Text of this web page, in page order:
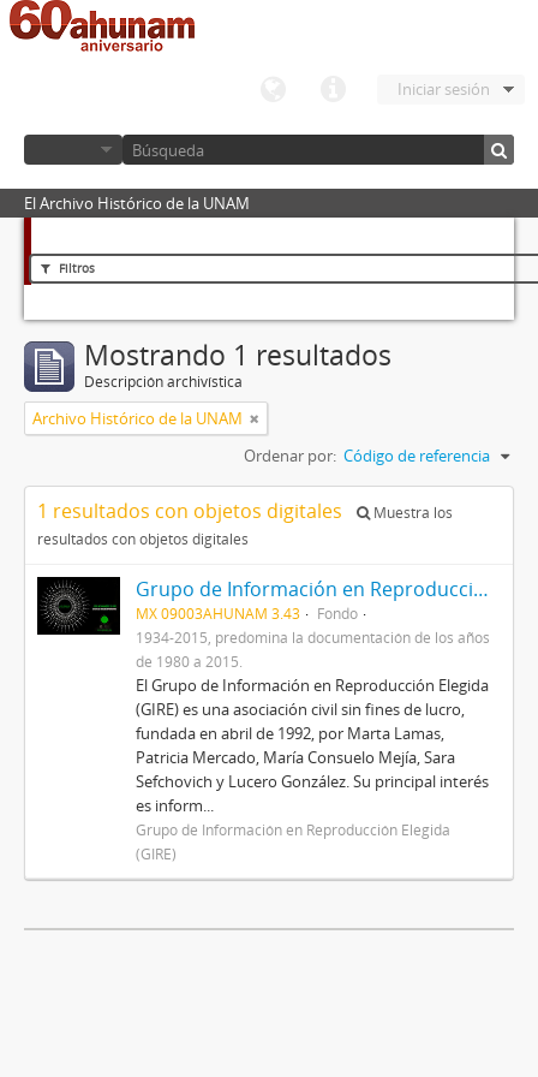
Iniciar sesión
El Archivo Histórico de la UNAM
Filtros
Mostrando 1 resultados
Descripción archivística
Archivo Histórico de la UNAM
Ordenar por: Código de referencia
1 resultados con objetos digitales
Muestra los
resultados con objetos digitales
Grupo de Información en Reproducción Elegida (GIRE)
MX 09003AHUNAM 3.43
Fondo
1934-2015, predomina la documentación de los años
de 1980 a 2015.
El Grupo de Información en Reproducción Elegida
(GIRE) es una asociación civil sin fines de lucro,
fundada en abril de 1992, por Marta Lamas,
Patricia Mercado, María Consuelo Mejía, Sara
Sefchovich y Lucero González. Su principal interés
es inform...
Grupo de Información en Reproducción Elegida
(GIRE)